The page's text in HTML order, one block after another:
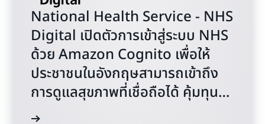
National Health Service - NHS
Digital เปิดตัวการเข้าสู่ระบบ NHS
ด้วย Amazon Cognito เพื่อให้
ประชาชนในอังกฤษสามารถเข้าถึง
การดูแลสุขภาพที่เชื่อถือได้ คุ้มทุน
และปรับขนาดได้